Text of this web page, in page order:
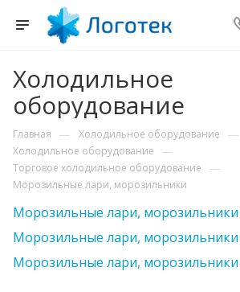
Холодильное
оборудование
Главная — Холодильное оборудование —
Холодильное оборудование —
Торговое холодильное оборудование —
Морозильные лари, морозильники
Морозильные лари,
Морозильные лари,
Морозильные лари,